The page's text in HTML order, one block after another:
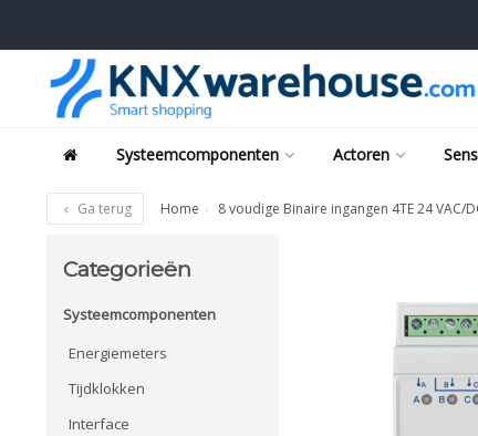
Systeemcomponenten Actoren
Ga terug Home 8 voudige Binaire ingangen 4TE 24 VAC/
Categorieën
Systeemcomponenten
Energiemeters
Tijdklokken
Interface